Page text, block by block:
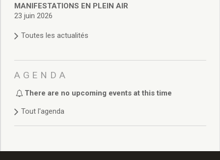
Conseils municipaux
Règlement du conseil municipal
Délibérations 2025
Délibérations 2022
Délibérations 2021
Délibérations 2020
Délibérations 2019
Délibérations 2018
MANIFESTATIONS EN PLEIN AIR
23 juin 2026
Toutes les actualités
AGENDA
There are no upcoming events at this time
Tout l'agenda